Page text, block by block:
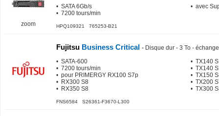
zoom
• SATA 6Gb/s
• 7200 tours/min
• avec
HPQ109321 765253-B21
Fujitsu Business Critical - Disque dur - 3 To -
• SATA-600
• 7200 tours/min
• pour PRIMERGY RX100 S7p
• RX300 S8
• RX350 S8
• TX140
• TX140
• TX150
• TX200
• TX300
FNS6584 S26361-F3670-L300